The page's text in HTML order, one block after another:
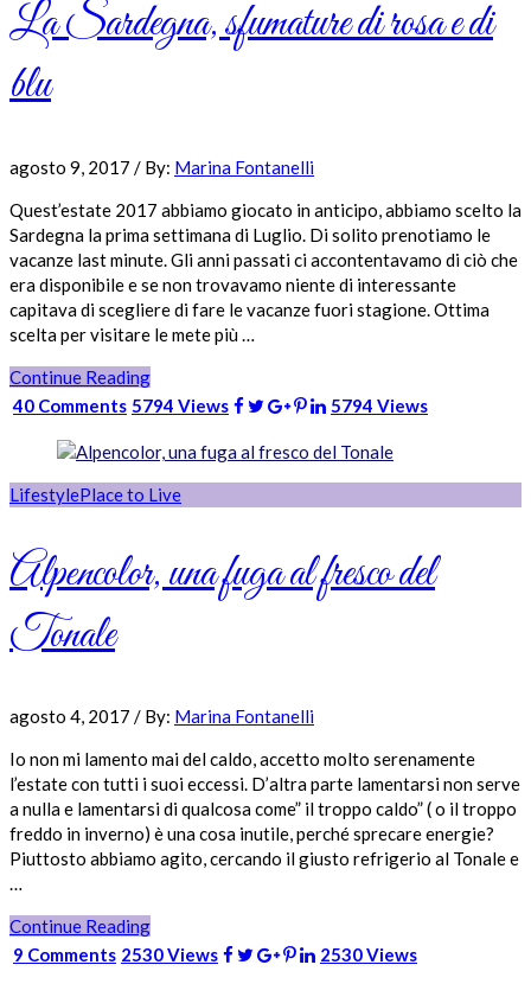
La Sardegna, sfumature di rosa e di
blu
agosto 9, 2017 / By: Marina Fontanelli
Quest’estate 2017 abbiamo giocato in anticipo, abbiamo scelto la
Sardegna la prima settimana di Luglio. Di solito prenotiamo le
vacanze last minute. Gli anni passati ci accontentavamo di ciò che
era disponibile e se non trovavamo niente di interessante
capitava di scegliere di fare le vacanze fuori stagione. Ottima
scelta per visitare le mete più …
Continue Reading
40 Comments 5794 Views 5794 Views
LifestylePlace to Live
Alpencolor, una fuga al fresco del
Tonale
agosto 4, 2017 / By: Marina Fontanelli
Io non mi lamento mai del caldo, accetto molto serenamente
l’estate con tutti i suoi eccessi. D’altra parte lamentarsi non serve
a nulla e lamentarsi di qualcosa come” il troppo caldo” ( o il troppo
freddo in inverno) è una cosa inutile, perché sprecare energie?
Piuttosto abbiamo agito, cercando il giusto refrigerio al Tonale e
…
Continue Reading
9 Comments 2530 Views 2530 Views